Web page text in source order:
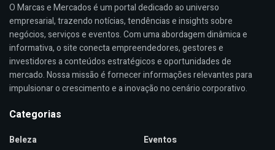
O Marcas e Mercados é um portal dedicado ao universo
empresarial, trazendo notícias, tendências e insights sobre
negócios, serviços e eventos. Com uma abordagem dinâmica e
informativa, o site conecta empreendedores, gestores e
investidores a conteúdos estratégicos e oportunidades de
mercado. Nossa missão é fornecer informações relevantes para
impulsionar o crescimento e a inovação no cenário corporativo.
Categorias
Beleza
Eventos